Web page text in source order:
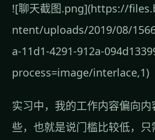
![聊天截图.png](https://
ntent/uploads/2019/08/
a-11d1-4291-912a-
process=image/interlace,1)
实习中，我的工作内容偏向
些，也就是说门槛比较低，